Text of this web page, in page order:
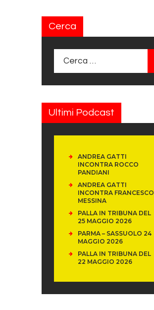
Cerca
Ultimi Podcast
ANDREA GATTI
INCONTRA ROCCO
PANDIANI
ANDREA GATTI
INCONTRA FRANCESCO
MESSINA
PALLA IN TRIBUNA DEL
25 MAGGIO 2026
PARMA – SASSUOLO 24
MAGGIO 2026
PALLA IN TRIBUNA DEL
22 MAGGIO 2026